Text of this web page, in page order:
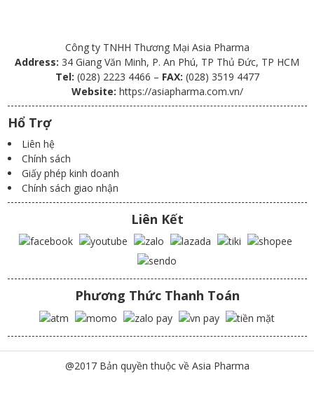
Công ty TNHH Thương Mại Asia Pharma
Address: 34 Giang Văn Minh, P. An Phú, TP Thủ Đức, TP HCM
Tel: (028) 2223 4466 – FAX: (028) 3519 4477
Website: https://asiapharma.com.vn/
Hổ Trợ
Liên hệ
Chính sách
Giấy phép kinh doanh
Chính sách giao nhận
Liên Kết
Phương Thức Thanh Toán
@2017 Bản quyền thuộc về Asia Pharma